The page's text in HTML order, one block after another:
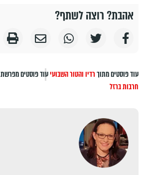
אהבת? רוצה לשתף?
עוד פוסטים מתוךרדיו והטור השבועיעוד פוסטים מפרשת
חרבות ברזל